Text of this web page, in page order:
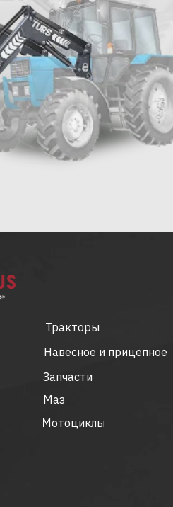
Мотоциклы
Маз
Запчасти
Навесное и прицепное
Тракторы